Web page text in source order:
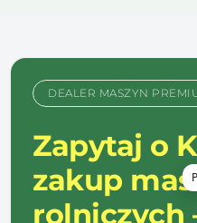
DEALER MASZYN
Zapytaj o
zakup
rolniczych